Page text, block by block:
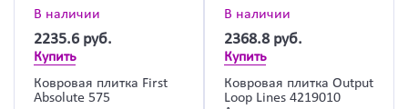
В наличии
2235.6 руб.
Купить
Ковровая плитка First
Absolute 575
В наличии
2368.8 руб.
Купить
Ковровая плитка Output
Loop Lines 4219010